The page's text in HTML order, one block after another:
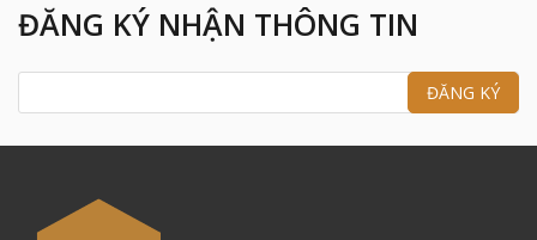
ĐĂNG KÝ NHẬN THÔNG TIN